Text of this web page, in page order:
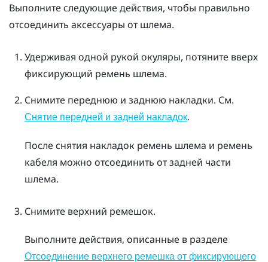
Выполните следующие действия, чтобы правильно
отсоединить аксессуары от шлема.
Удерживая одной рукой окуляры, потяните вверх
фиксирующий ремень шлема.
Снимите переднюю и заднюю накладки. См.
Снятие передней и задней накладок.
После снятия накладок ремень шлема и ремень
кабеля можно отсоединить от задней части
шлема.
Снимите верхний ремешок.
Выполните действия, описанные в разделе
Отсоединение верхнего ремешка от фиксирующего